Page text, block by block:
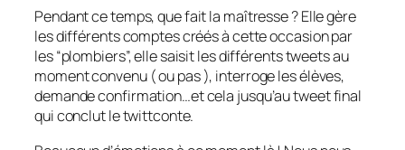
Pendant ce temps, que fait la maîtresse ? Elle gère
les différents comptes créés à cette occasion par
les “plombiers”, elle saisit les différents tweets au
moment convenu ( ou pas ), interroge les élèves,
demande confirmation…et cela jusqu’au tweet final
qui conclut le twittconte.